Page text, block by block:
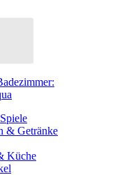
& Getränke
Küche